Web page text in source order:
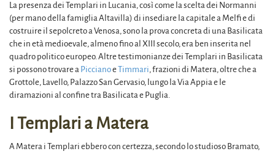
La presenza dei Templari in Lucania, così come la scelta dei Normanni
(per mano della famiglia Altavilla) di insediare la capitale a Melfi e di
costruire il sepolcreto a Venosa, sono la prova concreta di una Basilicata
che in età medioevale, almeno fino al XIII secolo, era ben inserita nel
quadro politico europeo. Altre testimonianze dei Templari in Basilicata
si possono trovare a PiccianoeTimmari, frazioni di Matera, oltre che a
Grottole, Lavello, Palazzo San Gervasio, lungo la Via Appia e le
diramazioni al confine tra Basilicata e Puglia.
I Templari a Matera
A Matera i Templari ebbero con certezza, secondo lo studioso Bramato,